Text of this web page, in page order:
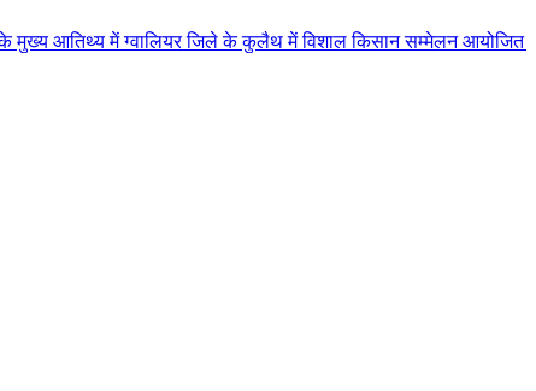
जिले के कुलैथ में विशाल किसान सम्मेलन आयोजित लगभग 87.21